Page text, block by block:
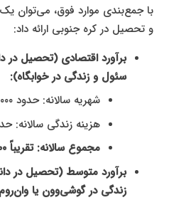
با جمع‌بندی موارد فوق، می‌توان
و تحصیل در کره جنوبی ارائه داد:
برآورد اقتصادی (تحصیل در
سئول و زندگی در خوابگاه):
شهریه سالانه: حدود ۶,۰۰۰ تا ۱۰,۰۰۰ دلار
هزینه زندگی سالانه: حدود ۷,۰۰۰ تا
مجموع سالانه: تقریباً ۱۵,۰۰۰ تا ۲۰,۰۰۰ دلار آمریکا
برآورد متوسط (تحصیل در
زندگی در گوشی‌وون یا